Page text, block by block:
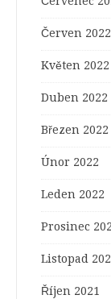
Červen 2022
Květen 2022
Duben 2022
Březen 2022
Únor 2022
Leden 2022
Prosinec
Listopad
Říjen 2021